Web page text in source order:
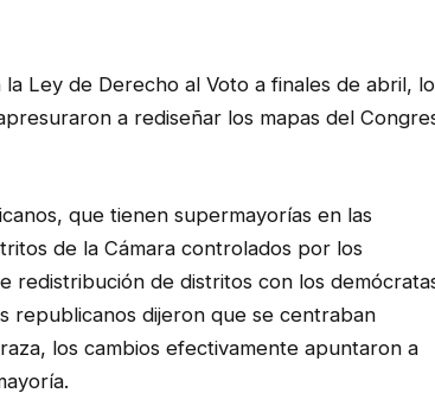
Ley de Derecho al Voto a finales de abril,
a rediseñar los mapas del
que tienen supermayorías en las
de la Cámara controlados por los
redistribución de distritos con los
republicanos dijeron que se centraban
los cambios efectivamente apuntaron a